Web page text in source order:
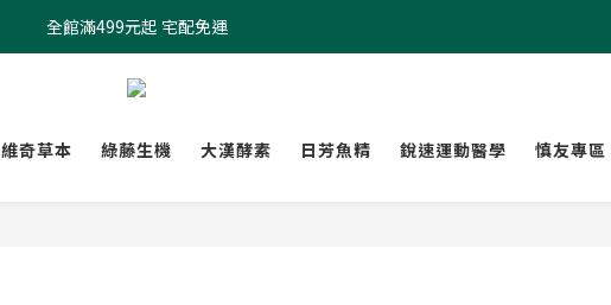
全館滿499元起 宅配免運
全館滿499元起 宅配免運
加入會員 $100元購物金現領現折
維奇草本 綠藤生機 大漢酵素 日芳魚精 銳速運動醫學 慎友專區